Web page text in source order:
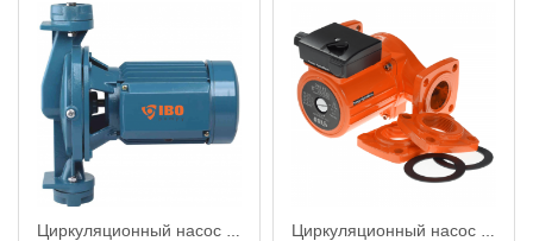
Циркуляционный насос IBO IPML 25-750 Циркуляционный насос IBO OHI 40-80 / 200 (фланец)